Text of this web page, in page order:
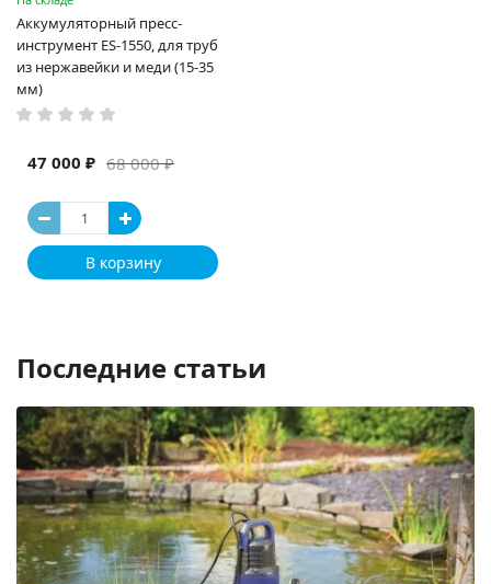
Аккумуляторный пресс-
инструмент ES-1550, для труб
из нержавейки и меди (15-35
мм)
68 000 ₽
47 000 ₽
В корзину
Последние статьи